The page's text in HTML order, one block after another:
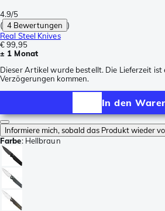
4.9/5
( 4 Bewertungen )
Real Steel Knives
€ 99,95
± 1 Monat
Dieser Artikel wurde bestellt. Die Lieferzeit
Verzögerungen kommen.
In den
Informiere mich, sobald das Produkt wieder
Farbe: Hellbraun